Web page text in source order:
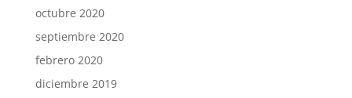
octubre 2020
septiembre 2020
febrero 2020
diciembre 2019